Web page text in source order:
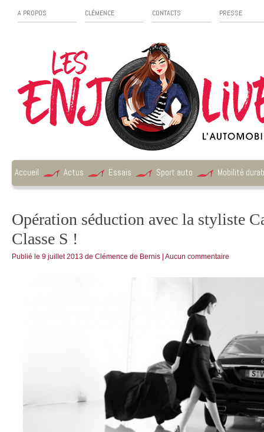
A PROPOS CLÉMENCE CONTACTS PRESSE
Accueil Actus Essais Sport auto Mobilité
Opération séduction avec la styliste
Classe S !
Publié le 9 juillet 2013 de Clémence de Bernis Aucun commentaire